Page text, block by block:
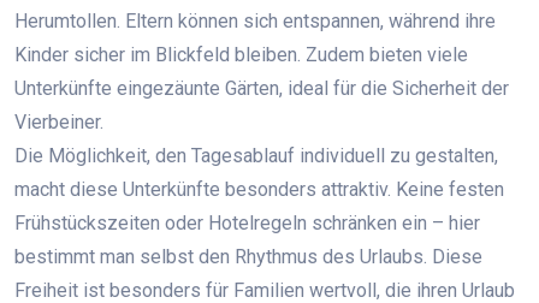
Herumtollen. Eltern können sich entspannen, während ihre
Kinder sicher im Blickfeld bleiben. Zudem bieten viele
Unterkünfte eingezäunte Gärten, ideal für die Sicherheit der
Vierbeiner.
Die Möglichkeit, den Tagesablauf individuell zu gestalten,
macht diese Unterkünfte besonders attraktiv. Keine festen
Frühstückszeiten oder Hotelregeln schränken ein – hier
bestimmt man selbst den Rhythmus des Urlaubs. Diese
Freiheit ist besonders für Familien wertvoll, die ihren Urlaub